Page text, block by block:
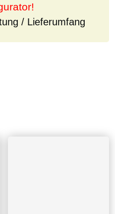
/ Lieferumfang